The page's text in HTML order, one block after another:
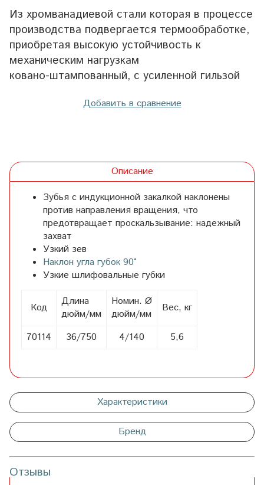
Из хромванадиевой стали которая в процессе
производства подвергается термообработке,
приобретая высокую устойчивость к
механическим нагрузкам
ковано-штампованный, с усиленной гильзой
Добавить в сравнение
Описание
Зубья с индукционной закалкой наклонены
против направления вращения, что
предотвращает проскальзывание: надежный
захват
Узкий зев
Наклон угла губок 90°
Узкие шлифовальные губки
Код
Длина
дюйм/мм
Номин. Ø
дюйм/мм
Вес, кг
70114 36/750 4/140 5,6
Характеристики
Бренд
Отзывы